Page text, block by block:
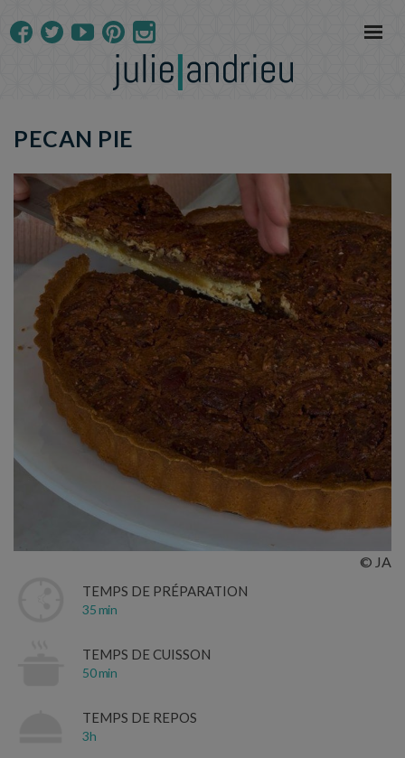
PECAN PIE
© JA
TEMPS DE PRÉPARATION
35 min
TEMPS DE CUISSON
50 min
TEMPS DE REPOS
3h